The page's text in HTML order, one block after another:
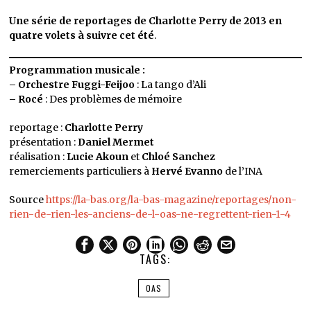
Une série de reportages de Charlotte Perry de 2013 en
quatre volets à suivre cet été.
Programmation musicale :
– Orchestre Fuggi-Feijoo : La tango d’Ali
– Rocé : Des problèmes de mémoire
reportage : Charlotte Perry
présentation :Daniel Mermet
réalisation : Lucie Akoun et Chloé Sanchez
remerciements particuliers à Hervé Evanno de l’INA
Sourcehttps://la-bas.org/la-bas-magazine/reportages/non-
rien-de-rien-les-anciens-de-l-oas-ne-regrettent-rien-1-4
TAGS:
OAS